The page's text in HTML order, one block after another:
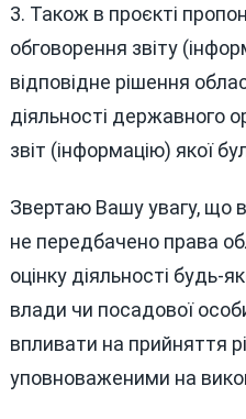
3. Також в проєкті
обговорення звіту
відповідне рішення
діяльності державного
звіт (інформацію) якої
Звертаю Вашу увагу, що
не передбачено права
оцінку діяльності будь-
влади чи посадової
впливати на прийняття
уповноваженими на